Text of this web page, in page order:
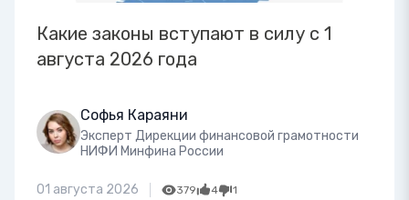
Какие законы вступают в силу с 1
августа 2026 года
Софья Караяни
Эксперт Дирекции финансовой грамотности
НИФИ Минфина России
01 августа 2026 379 4 1